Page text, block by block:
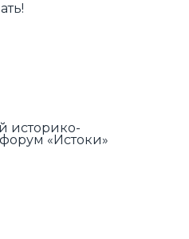
историко-
«Истоки»